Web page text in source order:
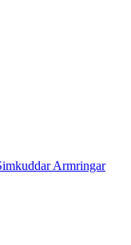
Armringar